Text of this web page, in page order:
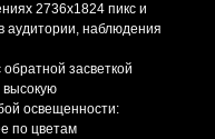
2736x1824 пикс и
аудитории, наблюдения
засветкой
высокую
освещенности:
по цветам